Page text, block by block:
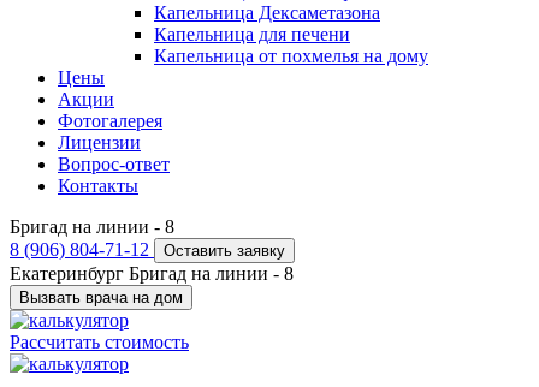
Капельница Дексаметазона
Капельница для печени
Капельница от похмелья на дому
Цены
Акции
Фотогалерея
Лицензии
Вопрос-ответ
Контакты
Бригад на линии - 8
8 (906) 804-71-12
Оставить заявку
Екатеринбург Бригад на линии - 8
Вызвать врача на дом
Рассчитать стоимость